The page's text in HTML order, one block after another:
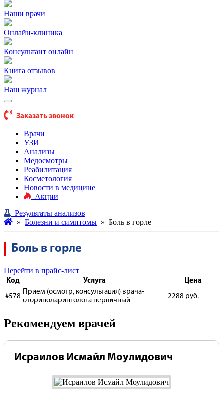
Наши врачи
Онлайн-клиника
Консультант онлайн
Книга отзывов
Наш журнал
Заказать звонок
Врачи
УЗИ
Анализы
Медосмотры
Реабилитация
Косметология
Новости в медицине
Акции
Результаты анализов
» Болезни и симптомы » Боль в горле
Боль в горле
Перейти в прайс-лист
Код Услуга Цена
#578
Прием (осмотр, консультация) врача-
оториноларинголога первичный
2288 руб.
Рекомендуем врачей
Исраилов Исмайл Моулидович